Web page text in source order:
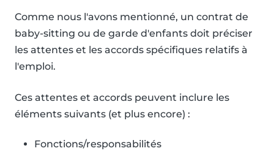
Comme nous l'avons mentionné, un contrat de
baby-sitting ou de garde d'enfants doit préciser
les attentes et les accords spécifiques relatifs à
l'emploi.
Ces attentes et accords peuvent inclure les
éléments suivants (et plus encore) :
Fonctions/responsabilités